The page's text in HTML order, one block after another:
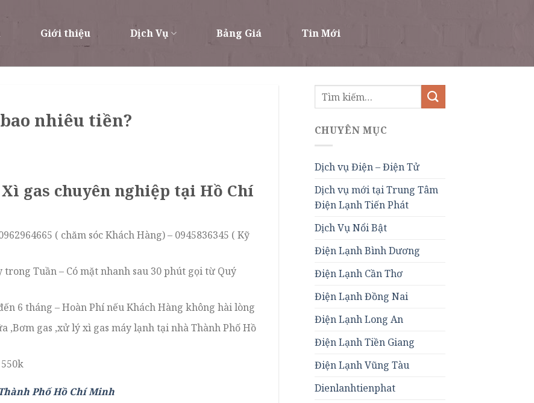
Giới thiệu Dịch Vụ Bảng Giá Tin Mới
nhiêu tiền?
gas chuyên nghiệp tại Hồ Chí
( chăm sóc Khách Hàng) – 0945836345 ( Kỹ
Tuần – Có mặt nhanh sau 30 phút gọi từ Quý
6 tháng – Hoàn Phí nếu Khách Hàng không hài lòng
,Bơm gas ,xử lý xì gas máy lạnh tại nhà Thành Phố Hồ
Phố Hồ Chí Minh
CHUYÊN MỤC
Dịch vụ Điện – Điện Tử
Dịch vụ mới tại Trung Tâm
Điện Lạnh Tiến Phát
Dịch Vụ Nổi Bật
Điện Lạnh Bình Dương
Điện Lạnh Cần Thơ
Điện Lạnh Đồng Nai
Điện Lạnh Long An
Điện Lạnh Tiền Giang
Điện Lạnh Vũng Tàu
Dienlanhtienphat